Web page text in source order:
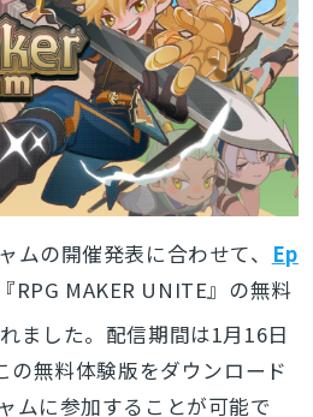
ムの開催発表に合わせて、 Ep
『RPG MAKER UNITE』の無料
ました。配信期間は1月16日
の無料体験版をダウンロード
ムに参加することが可能で